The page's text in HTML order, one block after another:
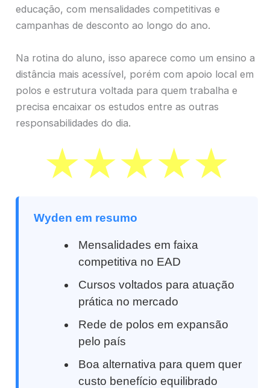
educação, com mensalidades competitivas e
campanhas de desconto ao longo do ano.
Na rotina do aluno, isso aparece como um ensino a
distância mais acessível, porém com apoio local em
polos e estrutura voltada para quem trabalha e
precisa encaixar os estudos entre as outras
responsabilidades do dia.
Wyden em resumo
Mensalidades em faixa
competitiva no EAD
Cursos voltados para atuação
prática no mercado
Rede de polos em expansão
pelo país
Boa alternativa para quem quer
custo benefício equilibrado